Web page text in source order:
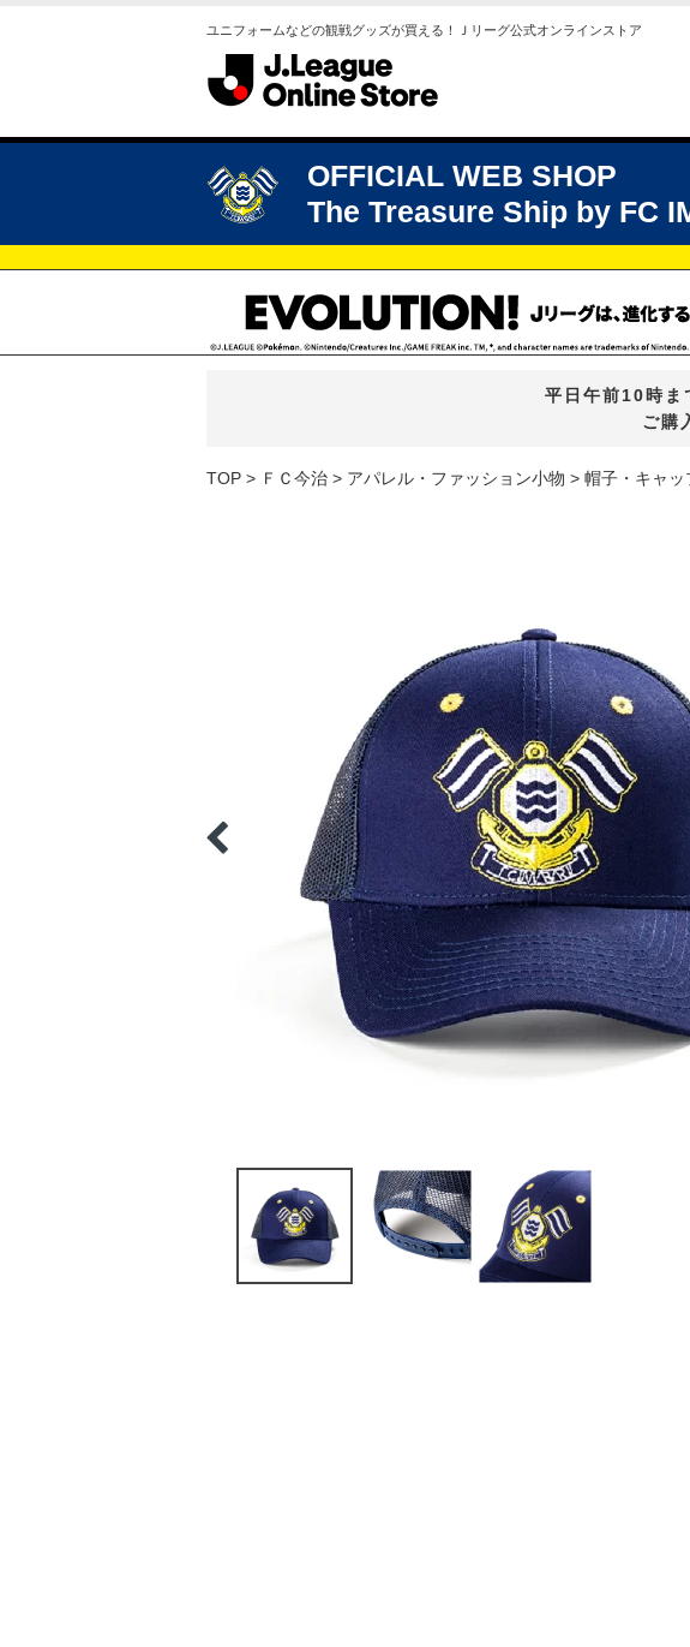
ユニフォームなどの観戦グッズが買える！Ｊリーグ公式オンラインストア
OFFICIAL WEB SHOP
The Treasure Ship by FC
平日午前10時ま
ご購
TOP ＦＣ今治 アパレル・ファッション小物 帽子・キャッ